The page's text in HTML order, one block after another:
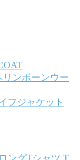
リンボーンウー
フジャケット
ングTシャツ T